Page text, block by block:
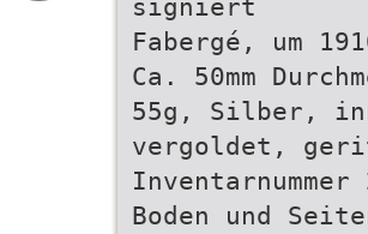
signiert
Fabergé, um
Ca. 50mm
55g, Silber,
vergoldet,
Inventarnummer
Boden und